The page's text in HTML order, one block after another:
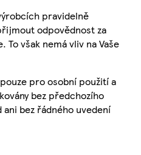
pravidelně
odpovědnost za
však nemá vliv na Vaše
pro osobní použití a
bez předchozího
bez řádného uvedení